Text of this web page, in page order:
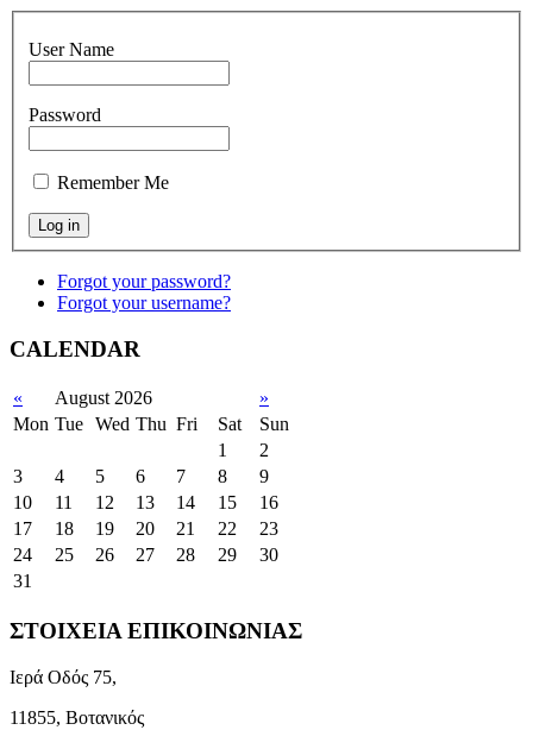
User Name
Password
Remember Me
Forgot your password?
Forgot your username?
CALENDAR
« August 2026
»
Mon Tue Wed Thu Fri Sat
Sun
1
2
3
4 5 6 7 8
9
10
11 12 13 14 15
16
17
18 19 20 21 22
23
24
25 26 27 28 29
30
31
ΣΤΟΙΧΕΙΑ ΕΠΙΚΟΙΝΩΝΙΑΣ
Ιερά Οδός 75,
11855, Βοτανικός